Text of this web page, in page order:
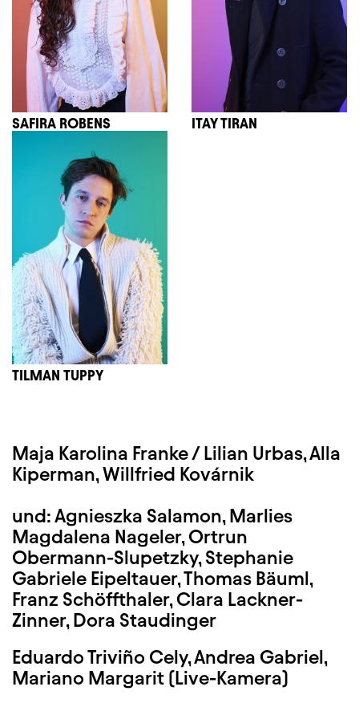
SAFIRA ROBENS ITAY TIRAN
TILMAN TUPPY
Maja Karolina Franke /Lilian Urbas, Alla
Kiperman, Willfried Kovárnik
und: Agnieszka Salamon, Marlies
Magdalena Nageler, Ortrun
Obermann-Slupetzky, Stephanie
Gabriele Eipeltauer, Thomas Bäuml,
Franz Schöffthaler, Clara Lackner-
Zinner, Dora Staudinger
Eduardo Triviño Cely, Andrea Gabriel,
Mariano Margarit (Live-Kamera)